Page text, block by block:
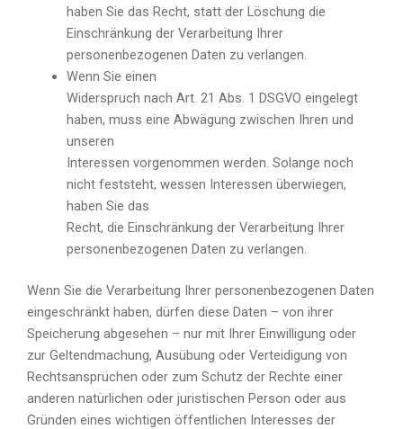
haben Sie das Recht, statt der Löschung die
Einschränkung der Verarbeitung Ihrer
personenbezogenen Daten zu verlangen.
Wenn Sie einen
Widerspruch nach Art. 21 Abs. 1 DSGVO eingelegt
haben, muss eine Abwägung zwischen Ihren und
unseren
Interessen vorgenommen werden. Solange noch
nicht feststeht, wessen Interessen überwiegen,
haben Sie das
Recht, die Einschränkung der Verarbeitung Ihrer
personenbezogenen Daten zu verlangen.
Wenn Sie die Verarbeitung Ihrer personenbezogenen Daten
eingeschränkt haben, dürfen diese Daten – von ihrer
Speicherung abgesehen – nur mit Ihrer Einwilligung oder
zur Geltendmachung, Ausübung oder Verteidigung von
Rechtsansprüchen oder zum Schutz der Rechte einer
anderen natürlichen oder juristischen Person oder aus
Gründen eines wichtigen öffentlichen Interesses der